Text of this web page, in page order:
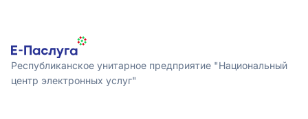
Республиканское унитарное предприятие "Национальный
центр электронных услуг"